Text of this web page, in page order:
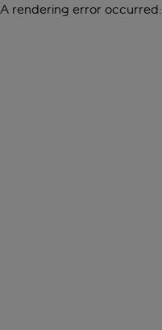
A rendering error occurred: